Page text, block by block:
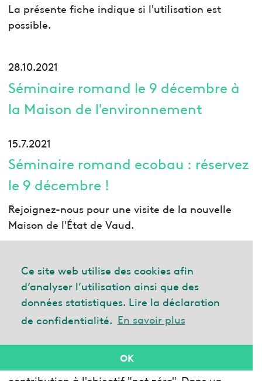
Ce site web utilise des cookies afin
d‘analyser l’utilisation ainsi que des
données statistiques. Lire la déclaration
de confidentialité. En savoir plus
OK
La présente fiche indique si l'utilisation est
possible.
28.10.2021
Séminaire romand le 9 décembre à
la Maison de l'environnement
15.7.2021
Séminaire romand ecobau : réservez
le 9 décembre !
Rejoignez-nous pour une visite de la nouvelle
Maison de l'État de Vaud.
17.6.2021
Déjeuner compact 17.6.2021. Sortes
de béton et de ciment
d'ecobau sur un sujet qui nous occupera à
l'avenir : Les matériaux de construction et leur